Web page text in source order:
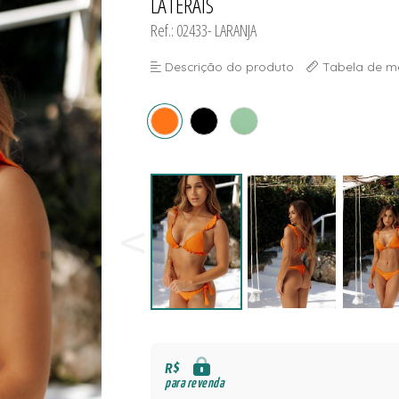
Ref.: 02433- LARANJA
Descrição do produto Tabela de
R$
para revenda